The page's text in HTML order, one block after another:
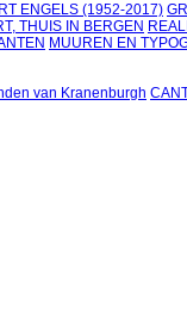
ENGELS (1952-2017)
THUIS IN BERGEN
MUUREN EN
van Kranenburgh